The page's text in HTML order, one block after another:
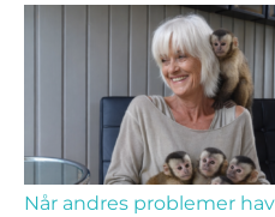
Når andres problemer